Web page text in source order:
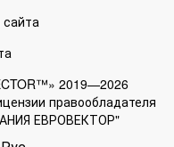
2019—2026
правообладателя
ЕВРОВЕКТОР"